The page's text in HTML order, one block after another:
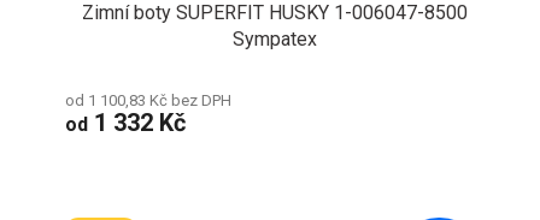
Zimní boty SUPERFIT HUSKY 1-006047-8500
Sympatex
od 1 100,83 Kč bez DPH
od 1 332 Kč